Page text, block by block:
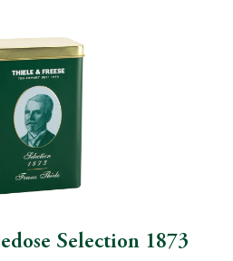
Selection 1873